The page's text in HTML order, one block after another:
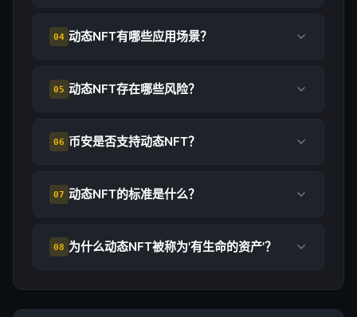
04 动态NFT有哪些应用场景？
05 动态NFT存在哪些风险？
06 币安是否支持动态NFT？
07 动态NFT的标准是什么？
08 为什么动态NFT被称为'有生命的资产'？